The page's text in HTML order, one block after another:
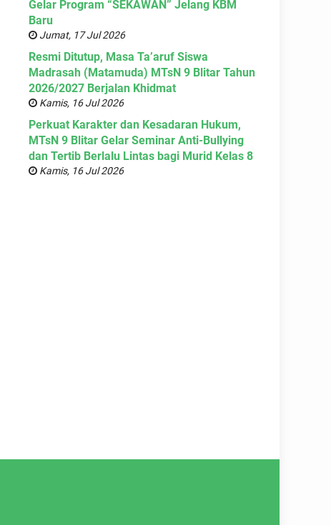
Gelar Program “SEKAWAN” Jelang KBM
Baru
Jumat, 17 Jul 2026
Resmi Ditutup, Masa Ta’aruf Siswa
Madrasah (Matamuda) MTsN 9 Blitar Tahun
2026/2027 Berjalan Khidmat
Kamis, 16 Jul 2026
Perkuat Karakter dan Kesadaran Hukum,
MTsN 9 Blitar Gelar Seminar Anti-Bullying
dan Tertib Berlalu Lintas bagi Murid Kelas 8
Kamis, 16 Jul 2026